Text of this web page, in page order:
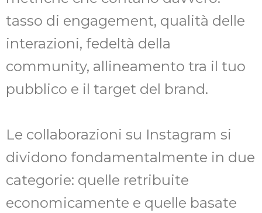
tasso di engagement, qualità delle
interazioni, fedeltà della
community, allineamento tra il tuo
pubblico e il target del brand.
Le collaborazioni su Instagram si
dividono fondamentalmente in due
categorie: quelle retribuite
economicamente e quelle basate